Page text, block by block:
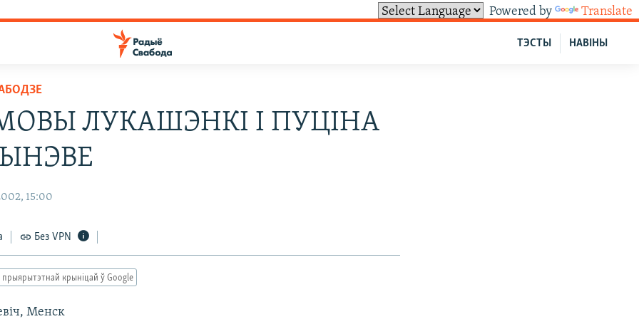
Powered by Translate
НАВІНЫ
ТЭСТЫ
ЛУКАШЭНКІ І ПУЦІНА
15:00
Без VPN
прыярытэтнай крыніцай ў Google
Менск